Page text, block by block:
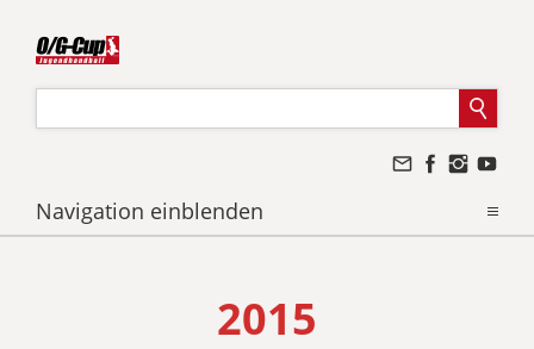
Navigation einblenden
2015